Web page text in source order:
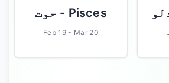
Pisces - حوت
Feb 19 - Mar 20